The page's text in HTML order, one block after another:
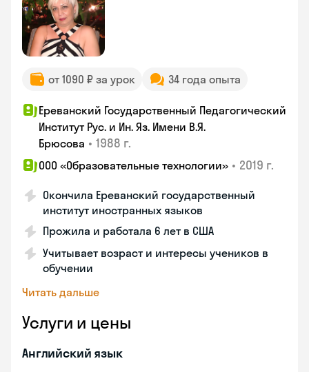
от 1090 ₽ за урок 34 года опыта
Ереванский Государственный Педагогический
Институт Рус. и Ин. Яз. Имени В.Я.
Брюсова • 1988 г.
ООО «Образовательные технологии» • 2019 г.
Окончила Ереванский государственный
институт иностранных языков
Прожила и работала 6 лет в США
Учитывает возраст и интересы учеников в
обучении
Читать дальше
Услуги и цены
Английский язык